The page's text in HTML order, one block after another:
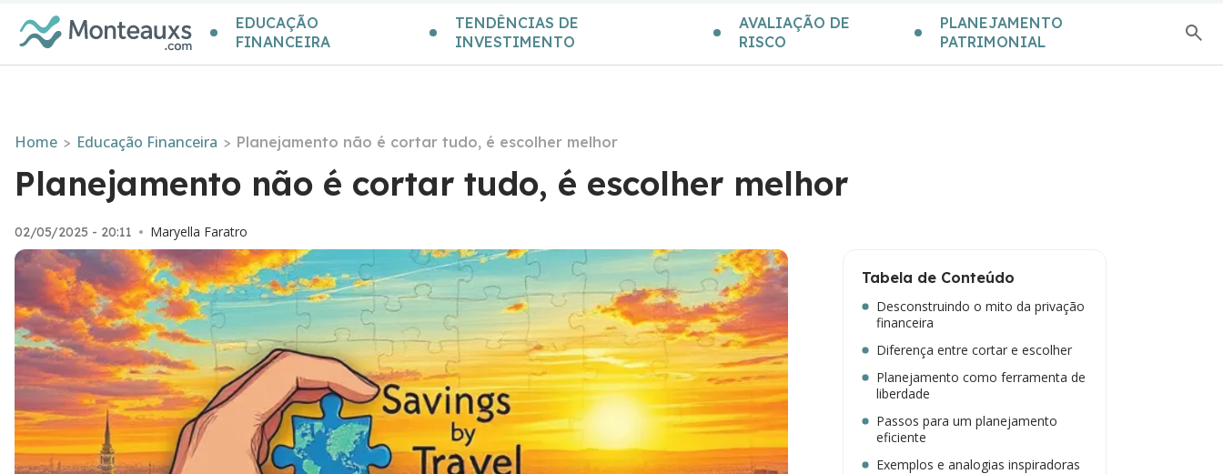
EDUCAÇÃO
FINANCEIRA
TENDÊNCIAS DE
INVESTIMENTO
AVALIAÇÃO DE
RISCO
PLANEJAMENTO
PATRIMONIAL
Home > Educação Financeira > Planejamento não é cortar tudo, é escolher melhor
Planejamento não é cortar tudo, é escolher melhor
02/05/2025 - 20:11 • Maryella Faratro
Tabela de Conteúdo
Desconstruindo o mito da privação
financeira
Diferença entre cortar e escolher
Planejamento como ferramenta de
liberdade
Passos para um planejamento
eficiente
Exemplos e analogias inspiradoras